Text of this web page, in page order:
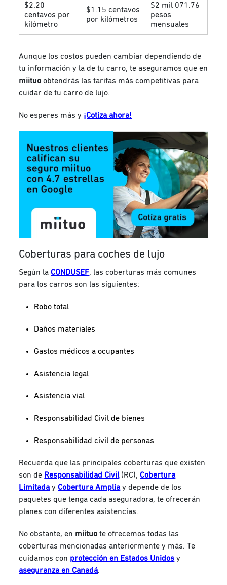
$2.20
centavos por
kilómetro
$1.15 centavos
por kilómetros
$2 mil 071.76
pesos
mensuales
Aunque los costos pueden cambiar dependiendo de
tu información y la de tu carro, te aseguramos que en
miituoobtendrás las tarifas más competitivas para
cuidar de tu carro de lujo.
No esperes más y ¡Cotiza ahora!
Coberturas para coches de lujo
Según la CONDUSEF, las coberturas más comunes
para los carros son las siguientes:
Robo total
Daños materiales
Gastos médicos a ocupantes
Asistencia legal
Asistencia vial
Responsabilidad Civil de bienes
Responsabilidad civil de personas
Recuerda que las principales coberturas que existen
son de Responsabilidad Civil(RC), Cobertura
Limitada y Cobertura Amplia y depende de los
paquetes que tenga cada aseguradora, te ofrecerán
planes con diferentes asistencias.
No obstante, en miituote ofrecemos todas las
coberturas mencionadas anteriormente y más. Te
cuidamos con protección en Estados Unidos y
aseguranza en Canadá.